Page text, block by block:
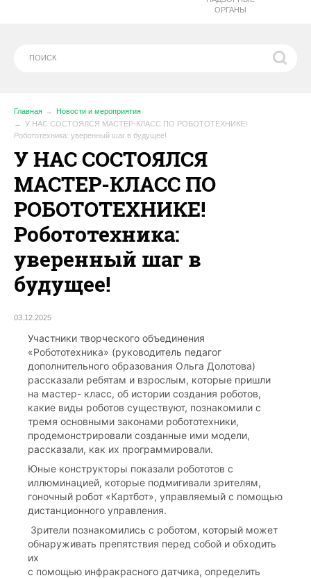
ОРГАНЫ
Главная
Новости и мероприятия
У НАС СОСТОЯЛСЯ МАСТЕР-КЛАСС ПО РОБОТОТЕХНИКЕ!
Робототехника: уверенный шаг в будущее!
У НАС СОСТОЯЛСЯ
МАСТЕР-КЛАСС ПО
РОБОТОТЕХНИКЕ!
Робототехника:
уверенный шаг в
будущее!
03.12.2025
Участники творческого объединения
«Робототехника» (руководитель педагог
дополнительного образования Ольга Долотова)
рассказали ребятам и взрослым, которые пришли
на мастер- класс, об истории создания роботов,
какие виды роботов существуют, познакомили с
тремя основными законами робототехники,
продемонстрировали созданные ими модели,
рассказали, как их программировали.
Юные конструкторы показали робототов с
иллюминацией, которые подмигивали зрителям,
гоночный робот «Картбот», управляемый с помощью
дистанционного управления.
Зрители познакомились с роботом, который может
обнаруживать препятствия перед собой и обходить
их
с помощью инфракрасного датчика, определить